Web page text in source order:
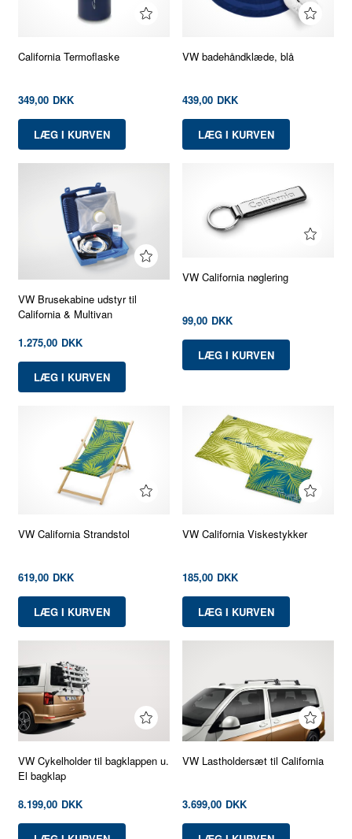
California Termoflaske
349,00 DKK
VW badehåndklæde, blå
439,00 DKK
VW Brusekabine udstyr til
California & Multivan
1.275,00 DKK
VW California nøglering
99,00 DKK
VW California Strandstol
619,00 DKK
VW California Viskestykker
185,00 DKK
VW Cykelholder til bagklappen u.
El bagklap
8.199,00 DKK
VW Lastholdersæt til California
3.699,00 DKK